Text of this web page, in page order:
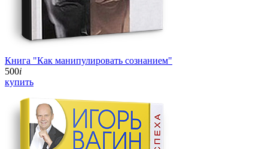
Книга "Как манипулировать сознанием"
500i
купить